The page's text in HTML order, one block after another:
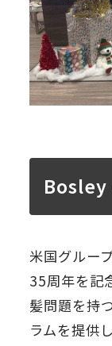
米国グルー
35周年を記
髪問題を持
ラムを提供